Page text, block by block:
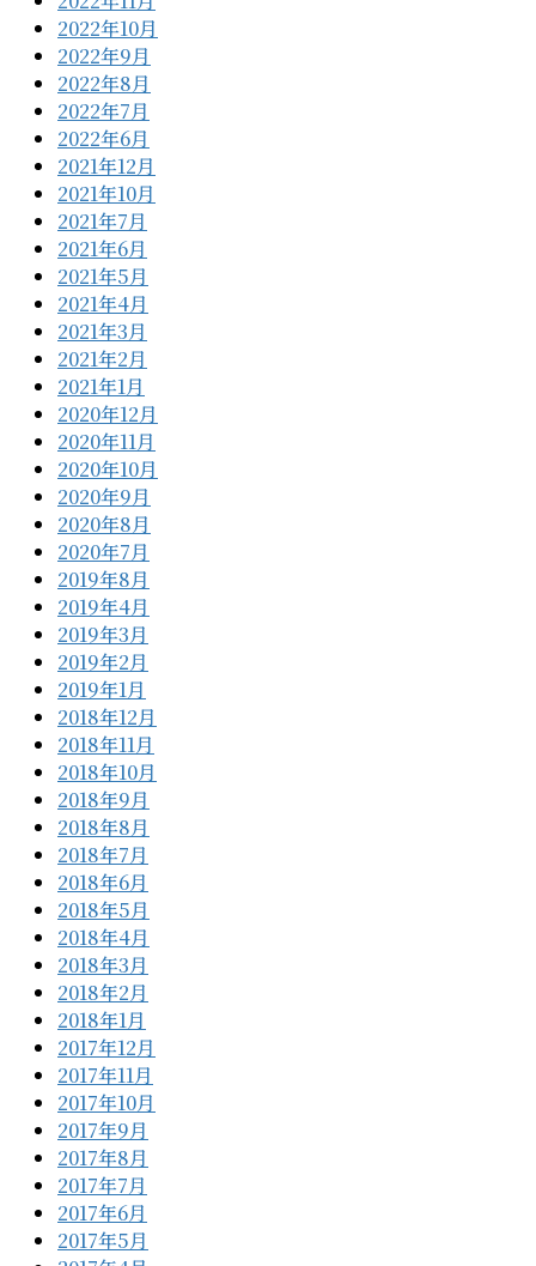
2022年10月
2022年9月
2022年8月
2022年7月
2022年6月
2021年12月
2021年10月
2021年7月
2021年6月
2021年5月
2021年4月
2021年3月
2021年2月
2021年1月
2020年12月
2020年11月
2020年10月
2020年9月
2020年8月
2020年7月
2019年8月
2019年4月
2019年3月
2019年2月
2019年1月
2018年12月
2018年11月
2018年10月
2018年9月
2018年8月
2018年7月
2018年6月
2018年5月
2018年4月
2018年3月
2018年2月
2018年1月
2017年12月
2017年11月
2017年10月
2017年9月
2017年8月
2017年7月
2017年6月
2017年5月